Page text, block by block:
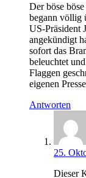
Der böse
begann völlig
US-Präsident
angekündigt
sofort das
beleuchtet
Flaggen
eigenen
Antworten
25.
Dieser